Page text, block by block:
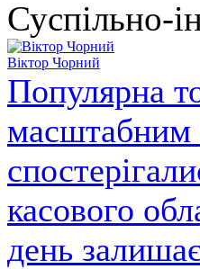
Суспільно-
Віктор Чорний
Популярна
масштабним
касового
день